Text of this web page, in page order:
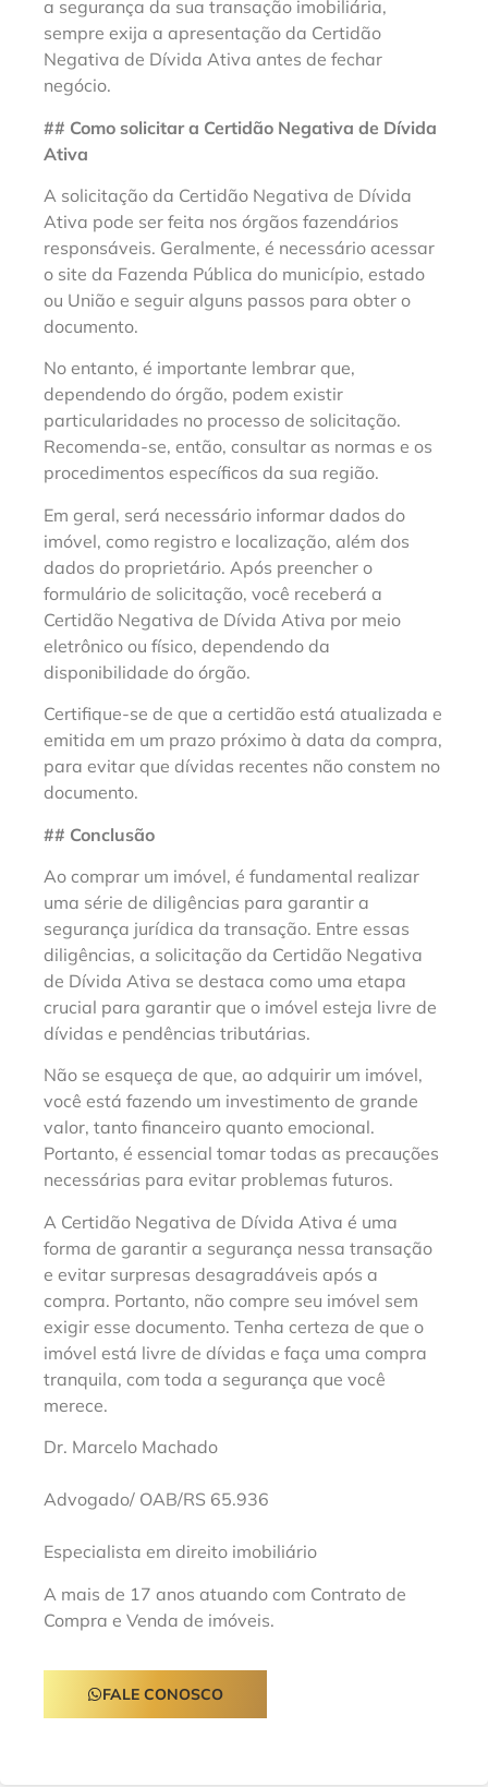
a segurança da sua transação imobiliária,
sempre exija a apresentação da Certidão
Negativa de Dívida Ativa antes de fechar
negócio.
## Como solicitar a Certidão Negativa de Dívida
Ativa
A solicitação da Certidão Negativa de Dívida
Ativa pode ser feita nos órgãos fazendários
responsáveis. Geralmente, é necessário acessar
o site da Fazenda Pública do município, estado
ou União e seguir alguns passos para obter o
documento.
No entanto, é importante lembrar que,
dependendo do órgão, podem existir
particularidades no processo de solicitação.
Recomenda-se, então, consultar as normas e os
procedimentos específicos da sua região.
Em geral, será necessário informar dados do
imóvel, como registro e localização, além dos
dados do proprietário. Após preencher o
formulário de solicitação, você receberá a
Certidão Negativa de Dívida Ativa por meio
eletrônico ou físico, dependendo da
disponibilidade do órgão.
Certifique-se de que a certidão está atualizada e
emitida em um prazo próximo à data da compra,
para evitar que dívidas recentes não constem no
documento.
## Conclusão
Ao comprar um imóvel, é fundamental realizar
uma série de diligências para garantir a
segurança jurídica da transação. Entre essas
diligências, a solicitação da Certidão Negativa
de Dívida Ativa se destaca como uma etapa
crucial para garantir que o imóvel esteja livre de
dívidas e pendências tributárias.
Não se esqueça de que, ao adquirir um imóvel,
você está fazendo um investimento de grande
valor, tanto financeiro quanto emocional.
Portanto, é essencial tomar todas as precauções
necessárias para evitar problemas futuros.
A Certidão Negativa de Dívida Ativa é uma
forma de garantir a segurança nessa transação
e evitar surpresas desagradáveis após a
compra. Portanto, não compre seu imóvel sem
exigir esse documento. Tenha certeza de que o
imóvel está livre de dívidas e faça uma compra
tranquila, com toda a segurança que você
merece.
Dr. Marcelo Machado
Advogado/ OAB/RS 65.936
Especialista em direito imobiliário
A mais de 17 anos atuando com Contrato de
Compra e Venda de imóveis.
FALE CONOSCO